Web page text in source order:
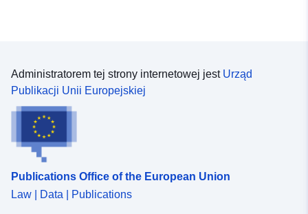
Administratorem tej strony internetowej jest Urząd
Publikacji Unii Europejskiej
Publications Office of the European Union
Law | Data | Publications